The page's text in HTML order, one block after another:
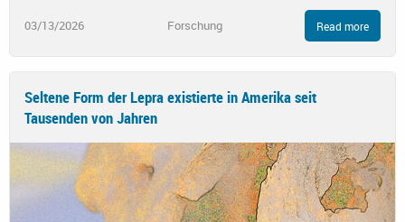
03/13/2026 Forschung Read more
Seltene Form der Lepra existierte in Amerika seit
Tausenden von Jahren